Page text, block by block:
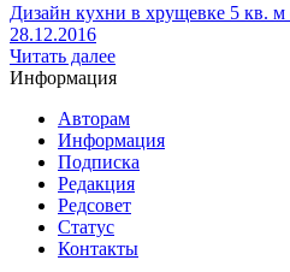
Дизайн кухни в хрущевке 5 кв.
28.12.2016
Читать далее
Информация
Авторам
Информация
Подписка
Редакция
Редсовет
Статус
Контакты